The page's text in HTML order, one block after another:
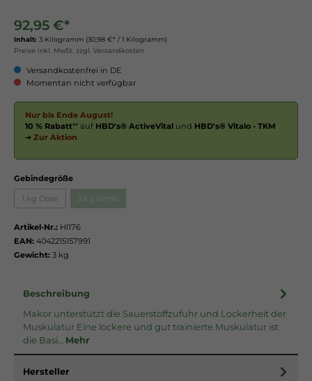
92,95 €*
Inhalt: 3 Kilogramm (30,98 €* / 1 Kilogramm)
Preise inkl. MwSt. zzgl. Versandkosten
Versandkostenfrei in DE
Momentan nicht verfügbar
Nur bis Ende August!
10 % Rabatt** auf HBD's® ActiveVital und HBD's® Vitalo - TKM
➔ Zur Aktion
Gebindegröße
1 kg Dose 3 kg Eimer
Artikel-Nr.: HI176
EAN: 4042215157991
Gewicht: 3 kg
Beschreibung
Makor unterstützt die Sauerstoffzufuhr und Lockerheit der
Muskulatur Eine lockere und gut trainierte Muskulatur ist
die Basi… Mehr
Hersteller